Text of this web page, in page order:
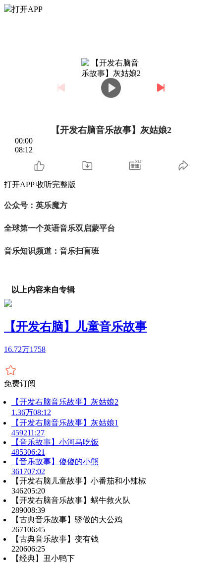
打开APP
【开发右脑音乐故事】灰姑娘2
00:00
08:12
打开APP 收听完整版
公众号：英乐魔方
全球第一个英语音乐双启蒙平台
音乐知识频道：音乐扫盲班
以上内容来自专辑
【开发右脑】儿童音乐故事
16.72万1758
免费订阅
【开发右脑音乐故事】灰姑娘2
1.36万08:12
【开发右脑音乐故事】灰姑娘1
459211:27
【音乐故事】小河马吃饭
485306:21
【音乐故事】傻傻的小熊
361707:02
【开发右脑儿童故事】小番茄和小辣椒
346205:20
【开发右脑音乐故事】蜗牛救火队
289008:39
【古典音乐故事】骄傲的大公鸡
267106:45
【古典音乐故事】变有钱
220606:25
【经典】丑小鸭下